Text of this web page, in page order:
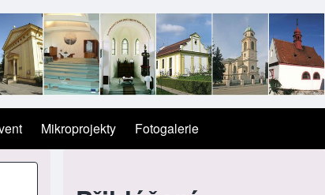
Mikroprojekty Fotogalerie